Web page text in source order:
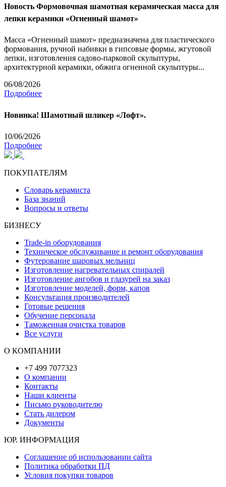
Новость Формовочная шамотная керамическая масса для
лепки керамики «Огненный шамот»
Масса «Огненный шамот» предназначена для пластического
формования, ручной набивки в гипсовые формы, жгутовой
лепки, изготовления садово-парковой скульптуры,
архитектурной керамики, обжига огненной скульптуры...
06/08/2026
Подробнее
Новинка! Шамотный шликер «Лофт».
10/06/2026
Подробнее
ПОКУПАТЕЛЯМ
Словарь керамиста
База знаний
Вопросы и ответы
БИЗНЕСУ
Trade-in оборудования
Техническое обслуживание и ремонт оборудования
Футерование шаровых мельниц
Изготовление нагревательных спиралей
Изготовление ангобов и глазурей на заказ
Изготовление моделей, форм, капов
Консультация производителей
Готовые решения
Обучение персонала
Таможенная очистка товаров
Все услуги
О КОМПАНИИ
+7 499 7077323
О компании
Контакты
Наши клиенты
Письмо руководителю
Стать дилером
Документы
ЮР. ИНФОРМАЦИЯ
Соглашение об использовании сайта
Политика обработки ПД
Условия покупки товаров